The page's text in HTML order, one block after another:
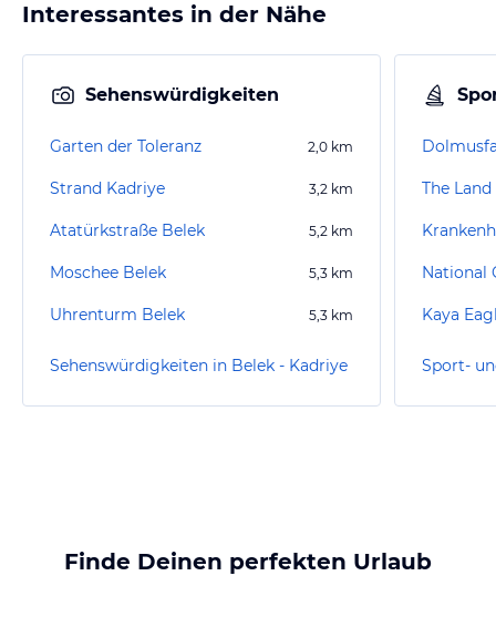
Interessantes in der Nähe
Sehenswürdigkeiten
Garten der Toleranz 2,0 km
Strand Kadriye 3,2 km
Atatürkstraße Belek 5,2 km
Moschee Belek 5,3 km
Uhrenturm Belek 5,3 km
Sehenswürdigkeiten in Belek - Kadriye
National
Kaya
Finde Deinen perfekten Urlaub